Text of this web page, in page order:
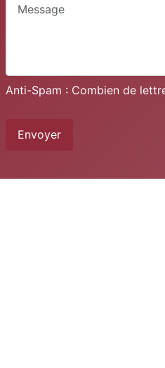
Anti-Spam : Combien de